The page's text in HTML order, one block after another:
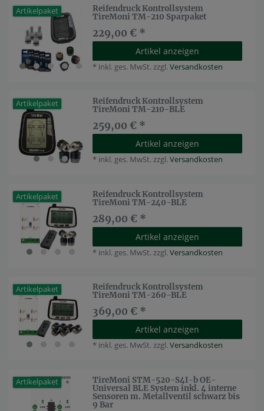
Artikelpaket
Reifendruck Kontrollsystem
TireMoni TM-210 Sparpaket
229,00 € *
Artikel anzeigen
* inkl. ges. MwSt.zzgl.Versandkosten
Artikelpaket
Reifendruck Kontrollsystem
TireMoni TM-210-BLE
259,00 € *
Artikel anzeigen
* inkl. ges. MwSt.zzgl.Versandkosten
Artikelpaket
Reifendruck Kontrollsystem
TireMoni TM-240-BLE
289,00 € *
Artikel anzeigen
* inkl. ges. MwSt.zzgl.Versandkosten
Artikelpaket
Reifendruck Kontrollsystem
TireMoni TM-260-BLE
369,00 € *
Artikel anzeigen
* inkl. ges. MwSt.zzgl.Versandkosten
Artikelpaket
TireMoni STM-520-S4I-b OE-
Universal BLE System inkl. 4 interne
Sensoren m. Metallventil schwarz bis
9 Bar